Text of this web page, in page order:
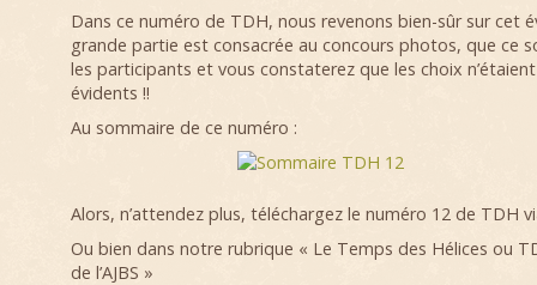
Dans ce numéro de TDH, nous revenons bien-sûr sur cet
grande partie est consacrée au concours photos, que ce
les participants et vous constaterez que les choix
évidents !!
Au sommaire de ce numéro :
Alors, n’attendez plus, téléchargez le numéro 12 de TDH
Ou bien dans notre rubrique « Le Temps des Hélices ou
de l’AJBS »